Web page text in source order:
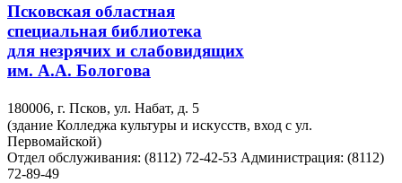
Псковская областная
специальная библиотека
для незрячих и слабовидящих
им. А.А. Бологова
180006, г. Псков, ул. Набат, д. 5
(здание Колледжа культуры и искусств, вход с ул.
Первомайской)
Отдел обслуживания: (8112) 72-42-53 Администрация: (8112)
72-89-49